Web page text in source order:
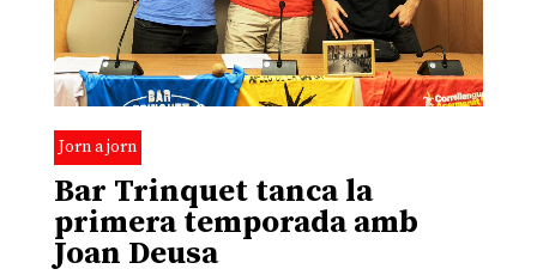
Jorn a jorn
Bar Trinquet tanca la
primera temporada amb
Joan Deusa